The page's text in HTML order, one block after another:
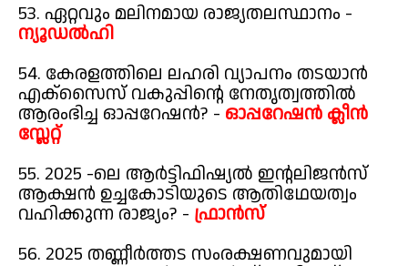
53. ഏറ്റവും മലിനമായ രാജ്യതലസ്ഥാനം -
ന്യൂഡൽഹി
54. കേരളത്തിലെ ലഹരി വ്യാപനം തടയാൻ
എക്സൈസ് വകുപ്പിന്റെ നേതൃത്വത്തിൽ
ആരംഭിച്ച ഓപ്പറേഷൻ? - ഓപ്പറേഷൻ ക്ലീൻ
സ്ലേറ്റ്
55. 2025 -ലെ ആർട്ടിഫിഷ്യൽ ഇന്റലിജൻസ്
ആക്ഷൻ ഉച്ചകോടിയുടെ ആതിഥേയത്വം
വഹിക്കുന്ന രാജ്യം? - ഫ്രാൻസ്
56. 2025 തണ്ണീർത്തട സംരക്ഷണവുമായി